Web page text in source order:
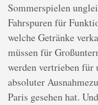
Sommerspielen
Fahrspuren für
welche Getränke
müssen für
werden vertrieben für
absoluter
Paris gesehen hat.